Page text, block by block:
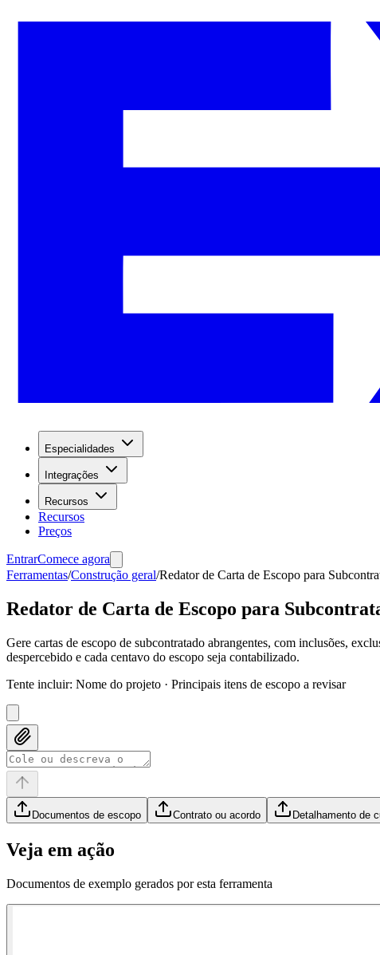
Especialidades
Integrações
Recursos
Recursos
Preços
EntrarComece agora
Ferramentas/Construção geral/Redator de Carta de Escopo para
Redator de Carta de Escopo para
Gere cartas de escopo de subcontratado abrangentes, com inclusões,
despercebido e cada centavo do escopo seja contabilizado.
Tente incluir: Nome do projeto · Principais itens de escopo a revisar
Documentos de escopo Contrato ou acordo Detalhamento de
Veja em ação
Documentos de exemplo gerados por esta ferramenta